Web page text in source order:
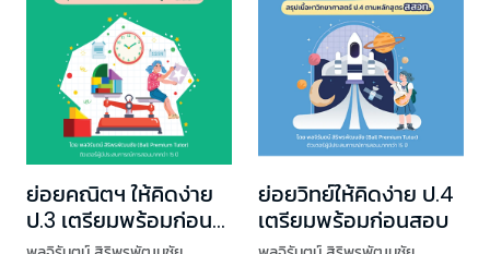
ย่อยคณิตฯ ให้คิดง่าย
ป.3 เตรียมพร้อมก่อน
สอบ
ย่อยวิทย์ให้คิดง่าย ป.4
เตรียมพร้อมก่อนสอบ